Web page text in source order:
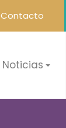
Contacto
Noticias